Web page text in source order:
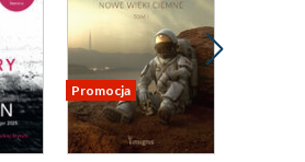
Promocja